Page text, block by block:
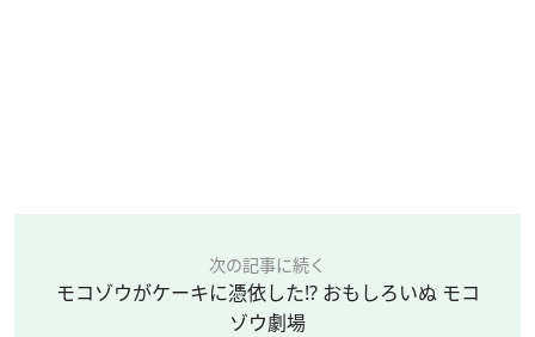
次の記事に続く
モコゾウがケーキに憑依した!? おもしろいぬ モコ
ゾウ劇場